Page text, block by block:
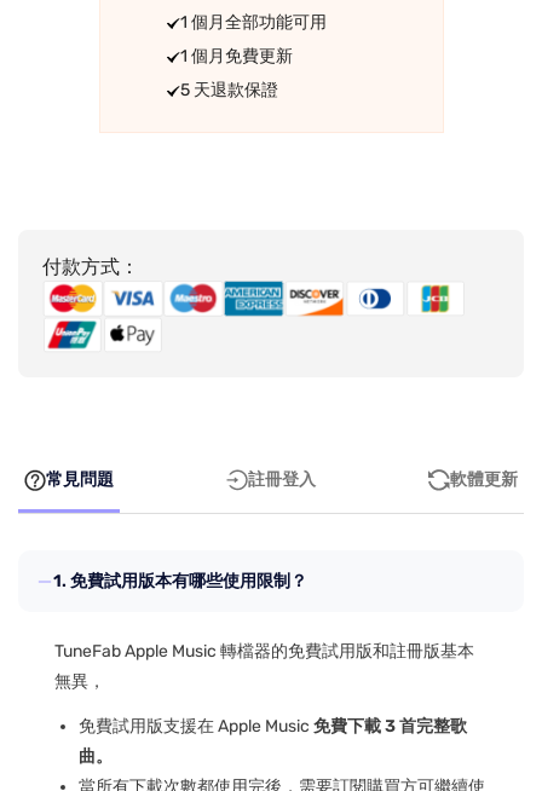
1 個月全部功能可用
1 個月免費更新
5 天退款保證
付款方式：
常見問題 註冊登入 軟體更新
1. 免費試用版本有哪些使用限制？
TuneFab Apple Music 轉檔器的免費試用版和註冊版基本
無異，
免費試用版支援在 Apple Music 免費下載 3 首完整歌
曲。
當所有下載次數都使用完後，需要訂閱購買方可繼續使